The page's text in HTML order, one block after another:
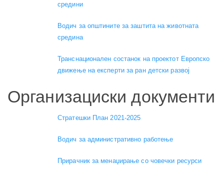
средини
Водич за општините за заштита на животната
средина
Транснационален состанок на проектот Европско
движење на експерти за ран детски развој
Организациски документи
Стратешки План 2021-2025
Водич за административно работење
Прирачник за менаџирање со човечки ресурси